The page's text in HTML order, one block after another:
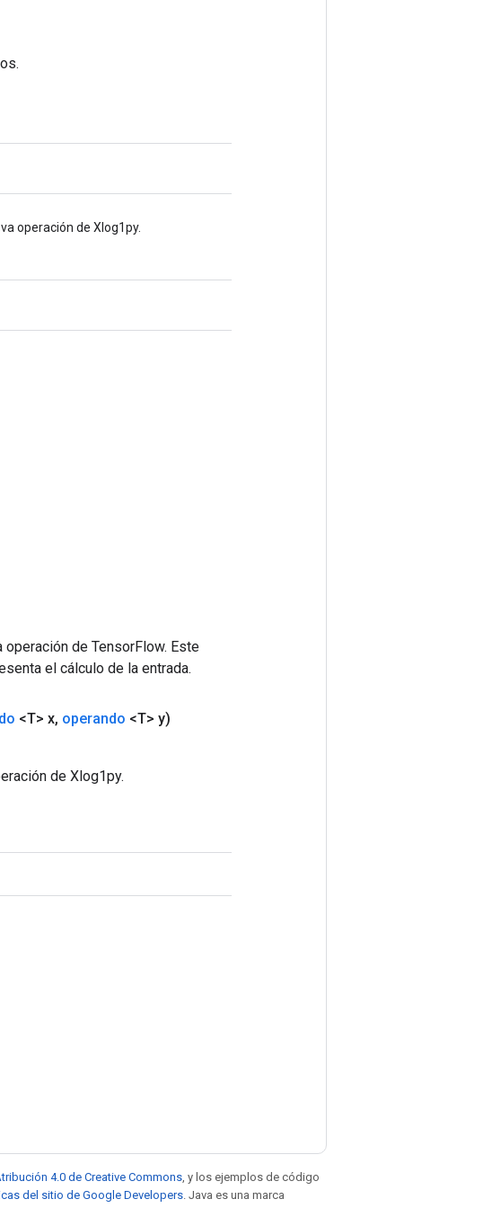
operación de Xlog1py.
de TensorFlow. Este
el cálculo de la entrada.
<T> x, operando <T> y)
de Xlog1py.
4.0 de Creative Commons , y los ejemplos de código
del sitio de Google Developers . Java es una marca